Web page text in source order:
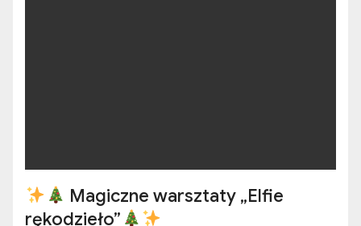
Magiczne warsztaty „Elfie
rękodzieło”